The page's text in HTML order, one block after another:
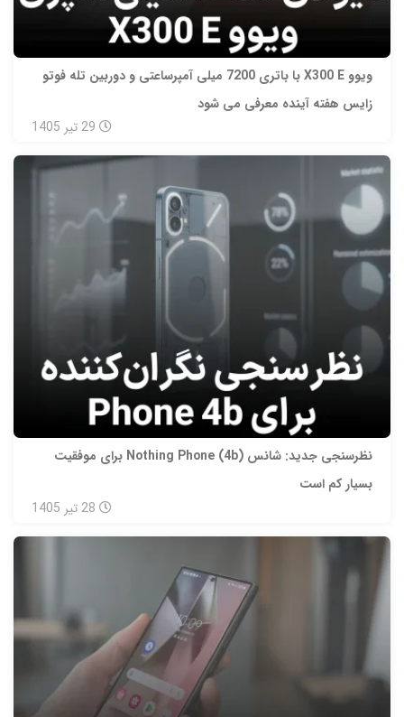
ویوو X300 E با باتری 7200 میلی‌ آمپرساعتی و دوربین تله‌ فوتو
زایس هفته آینده معرفی می‌ شود
29 تیر 1405
نظرسنجی جدید: شانس Nothing Phone (4b) برای موفقیت
بسیار کم است
28 تیر 1405